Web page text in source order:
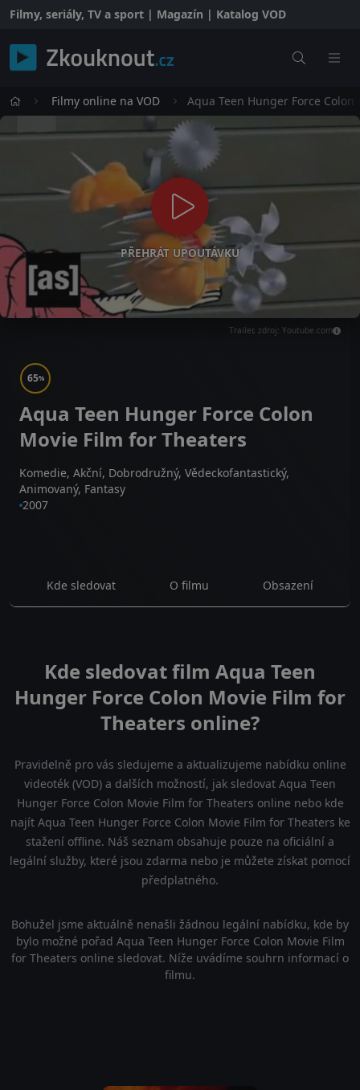
Filmy, seriály, TV a sport | Magazín | Katalog VOD
Filmy online na VOD Aqua Teen Hunger Force
PŘEHRÁT UPOUTÁVKU
Trailer, zdroj: Youtube.com
65%
Aqua Teen Hunger Force Colon
Movie Film for Theaters
Komedie, Akční, Dobrodružný, Vědeckofantastický,
Animovaný, Fantasy
2007
Kde sledovat O filmu Obsazení
Kde sledovat film Aqua Teen
Hunger Force Colon Movie Film for
Theaters online?
Pravidelně pro vás sledujeme a aktualizujeme nabídku online
videoték (VOD) a dalších možností, jak sledovat Aqua Teen
Hunger Force Colon Movie Film for Theaters online nebo kde
najít Aqua Teen Hunger Force Colon Movie Film for Theaters ke
stažení offline. Náš seznam obsahuje pouze na oficiální a
legální služby, které jsou zdarma nebo je můžete získat pomocí
předplatného.
Bohužel jsme aktuálně nenašli žádnou legální nabídku, kde by
bylo možné pořad Aqua Teen Hunger Force Colon Movie Film
for Theaters online sledovat. Níže uvádíme souhrn informací o
filmu.